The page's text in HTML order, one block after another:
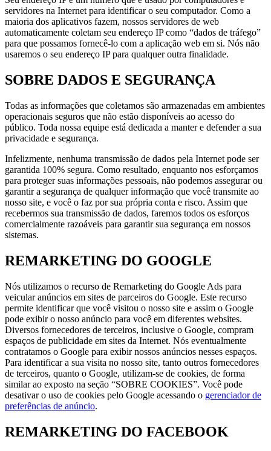
servidores na Internet para identificar o seu computador. Como a
maioria dos aplicativos fazem, nossos servidores de web
automaticamente coletam seu endereço IP como “dados de tráfego”
para que possamos fornecê-lo com a aplicação web em si. Nós não
usaremos o seu endereço IP para qualquer outra finalidade.
SOBRE DADOS E SEGURANÇA
Todas as informações que coletamos são armazenadas em ambientes
operacionais seguros que não estão disponíveis ao acesso do
público. Toda nossa equipe está dedicada a manter e defender a sua
privacidade e segurança.
Infelizmente, nenhuma transmissão de dados pela Internet pode ser
garantida 100% segura. Como resultado, enquanto nos esforçamos
para proteger suas informações pessoais, não podemos assegurar ou
garantir a segurança de qualquer informação que você transmite ao
nosso site, e você o faz por sua própria conta e risco. Assim que
recebermos sua transmissão de dados, faremos todos os esforços
comercialmente razoáveis para garantir sua segurança em nossos
sistemas.
REMARKETING DO GOOGLE
Nós utilizamos o recurso de Remarketing do Google Ads para
veicular anúncios em sites de parceiros do Google. Este recurso
permite identificar que você visitou o nosso site e assim o Google
pode exibir o nosso anúncio para você em diferentes websites.
Diversos fornecedores de terceiros, inclusive o Google, compram
espaços de publicidade em sites da Internet. Nós eventualmente
contratamos o Google para exibir nossos anúncios nesses espaços.
Para identificar a sua visita no nosso site, tanto outros fornecedores
de terceiros, quanto o Google, utilizam-se de cookies, de forma
similar ao exposto na seção “SOBRE COOKIES”. Você pode
desativar o uso de cookies pelo Google acessando o gerenciador de
preferências de anúncio.
REMARKETING DO FACEBOOK